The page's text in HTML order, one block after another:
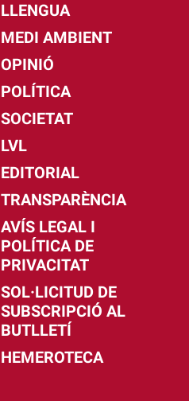
LLENGUA
MEDI AMBIENT
OPINIÓ
POLÍTICA
SOCIETAT
LVL
EDITORIAL
TRANSPARÈNCIA
AVÍS LEGAL I
POLÍTICA DE
PRIVACITAT
SOL·LICITUD DE
SUBSCRIPCIÓ AL
BUTLLETÍ
HEMEROTECA